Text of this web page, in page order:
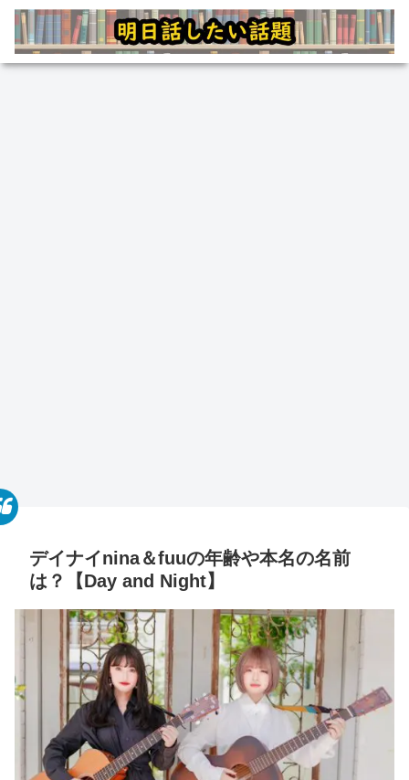
デイナイnina＆fuuの年齢や本名の名前
は？【Day and Night】